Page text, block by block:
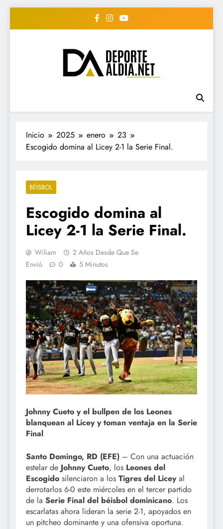
• DEPORTE AL DIA •
"Periodico Deportivo
Digital"
#deportealdiard #deportealdiaperiodico
Inicio 2025 enero
23
Escogido domina al Licey 2-1 la Serie Final.
BÉISBOL
Escogido domina al
Licey 2-1 la Serie Final.
Wiliam
2 Años Desde Que Se
Envió
0 5 Minutos
Johnny Cueto y el bullpen de los Leones
blanquean al Licey y toman ventaja en la Serie
Final
Santo Domingo, RD (EFE) – Con una actuación
estelar de Johnny Cueto, los Leones del
Escogido silenciaron a los Tigres del Liceyal
derrotarlos 6-0 este miércoles en el tercer partido
de la Serie Final del béisbol dominicano. Los
escarlatas ahora lideran la serie 2-1, apoyados en
un pitcheo dominante y una ofensiva oportuna.